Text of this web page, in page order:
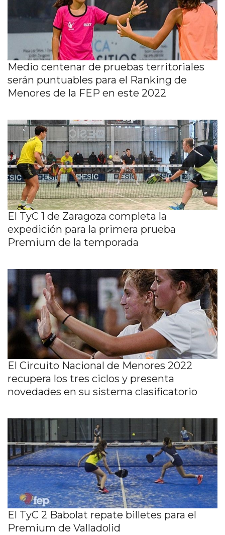
Medio centenar de pruebas territoriales
serán puntuables para el Ranking de
Menores de la FEP en este 2022
El TyC 1 de Zaragoza completa la
expedición para la primera prueba
Premium de la temporada
El Circuito Nacional de Menores 2022
recupera los tres ciclos y presenta
novedades en su sistema clasificatorio
El TyC 2 Babolat repate billetes para el
Premium de Valladolid